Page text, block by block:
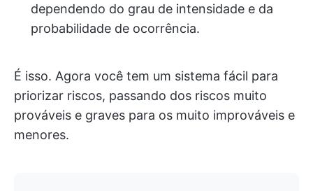
dependendo do grau de intensidade e da
probabilidade de ocorrência.
É isso. Agora você tem um sistema fácil para
priorizar riscos, passando dos riscos muito
prováveis e graves para os muito improváveis e
menores.